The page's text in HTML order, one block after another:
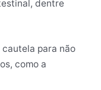
dentre
cautela para não
como a